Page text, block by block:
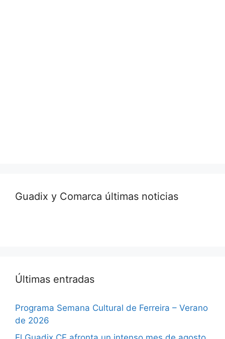
Guadix y Comarca últimas noticias
Últimas entradas
Programa Semana Cultural de Ferreira – Verano
de 2026